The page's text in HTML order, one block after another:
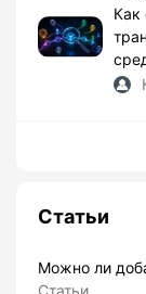
Как
Статьи
Можно ли